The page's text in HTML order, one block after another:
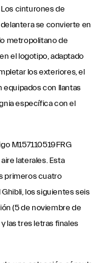
cinturones de
se convierte en
metropolitano de
el logotipo, adaptado
los exteriores, el
equipados con llantas
específica con el
M157110519FRG
laterales. Esta
primeros cuatro
los siguientes seis
(5 de noviembre de
las tres letras finales